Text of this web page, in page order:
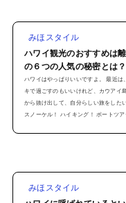
みほスタイル
ハワイ観光のおすすめは
の６つの人気の秘密とは？
ハワイはやっぱりいいですよ。 最近
キで過ごすのもいいけれど、カウアイ
から抜け出して、自分らしい旅をした
スノーケル！ ハイキング！ ボートツ
みほスタイル